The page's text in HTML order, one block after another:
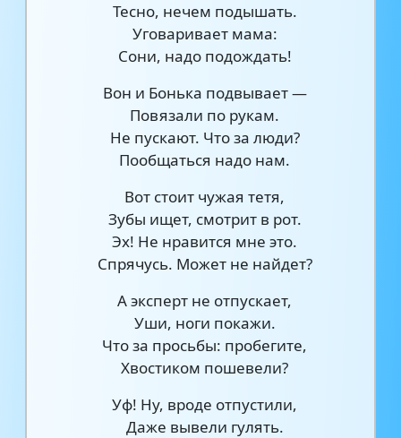
Тесно, нечем подышать.
Уговаривает мама:
Сони, надо подождать!
Вон и Бонька подвывает —
Повязали по рукам.
Не пускают. Что за люди?
Пообщаться надо нам.
Вот стоит чужая тетя,
Зубы ищет, смотрит в рот.
Эх! Не нравится мне это.
Спрячусь. Может не найдет?
А эксперт не отпускает,
Уши, ноги покажи.
Что за просьбы: пробегите,
Хвостиком пошевели?
Уф! Ну, вроде отпустили,
Даже вывели гулять.